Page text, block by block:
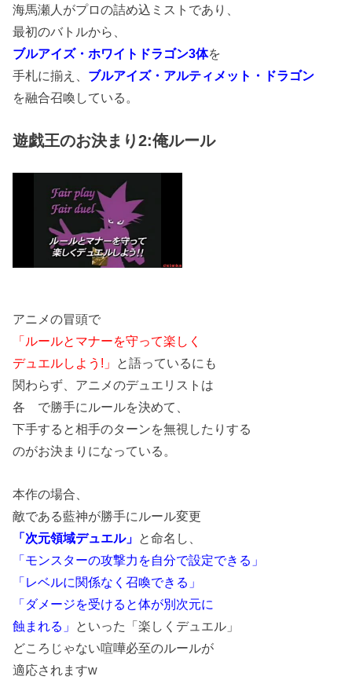
海馬瀬人がプロの詰め込ミストであり、
最初のバトルから、
ブルアイズ・ホワイトドラゴン3体を
手札に揃え、 ブルアイズ・アルティメット・ドラゴン
を融合召喚している。
遊戯王のお決まり2:俺ルール
アニメの冒頭で
「ルールとマナーを守って楽しく
デュエルしよう!」 と語っているにも
関わらず、アニメのデュエリストは
各ゝで勝手にルールを決めて、
下手すると相手のターンを無視したりする
のがお決まりになっている。
本作の場合、
敵である藍神が勝手にルール変更
「次元領域デュエル」 と命名し、
「モンスターの攻撃力を自分で設定できる」
「レベルに関係なく召喚できる」
「ダメージを受けると体が別次元に
蝕まれる」 といった「楽しくデュエル」
どころじゃない喧嘩必至のルールが
適応されますw